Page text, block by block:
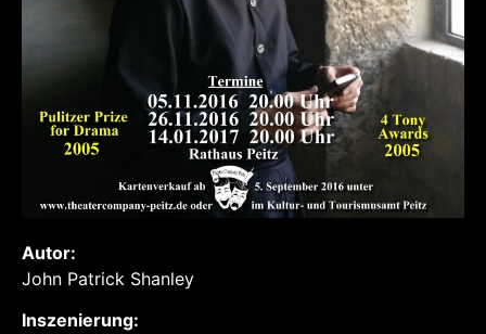
Autor:
John Patrick Shanley
Inszenierung: